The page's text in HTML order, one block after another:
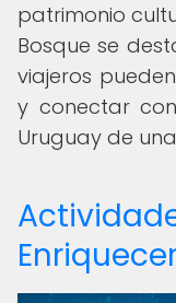
patrimonio
Bosque se
viajeros
y conectar
Uruguay de